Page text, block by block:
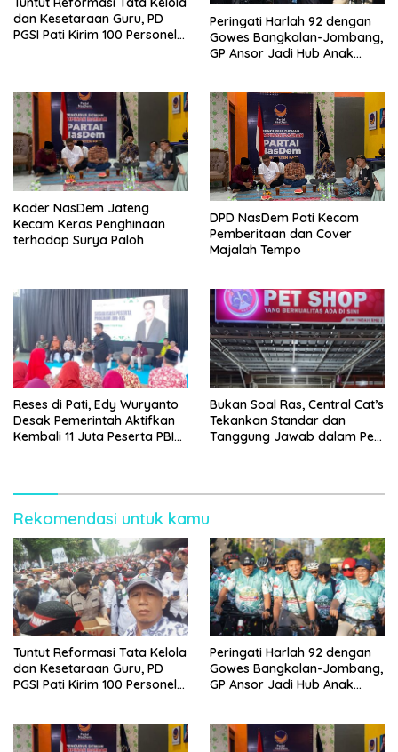
dan Kesetaraan Guru, PD
PGSI Pati Kirim 100 Personel
Peringati Harlah 92 dengan
Gowes Bangkalan-Jombang,
GP Ansor Jadi Hub Anak
Kader NasDem Jateng
Kecam Keras Penghinaan
terhadap Surya Paloh
DPD NasDem Pati Kecam
Pemberitaan dan Cover
Majalah Tempo
Reses di Pati, Edy Wuryanto
Desak Pemerintah Aktifkan
Kembali 11 Juta Peserta PBI
Bukan Soal Ras, Central Cat’s
Tekankan Standar dan
Tanggung Jawab dalam Pet
Rekomendasi untuk kamu
Tuntut Reformasi Tata Kelola
dan Kesetaraan Guru, PD
PGSI Pati Kirim 100 Personel
Peringati Harlah 92 dengan
Gowes Bangkalan-Jombang,
GP Ansor Jadi Hub Anak